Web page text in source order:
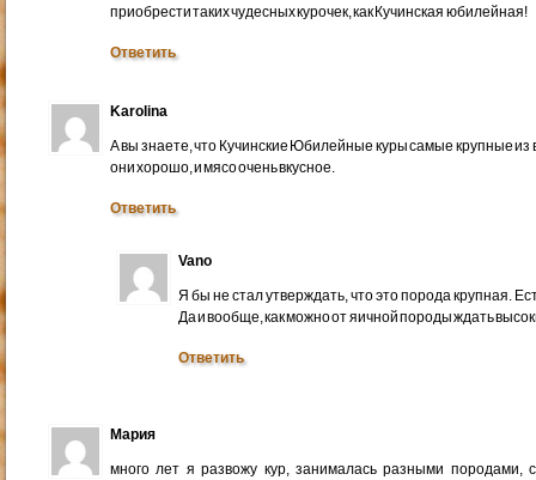
приобрести таких чудесных курочек, как Кучинская юбилейная!
Ответить
Karolina
А вы знаете, что Кучинские Юбилейные куры самые крупные
они хорошо, и мясо очень вкусное.
Ответить
Vano
Я бы не стал утверждать, что это порода крупная.
Да и вообще, как можно от яичной породы ждать
Ответить
Мария
много лет я развожу кур, занималась разными породами,